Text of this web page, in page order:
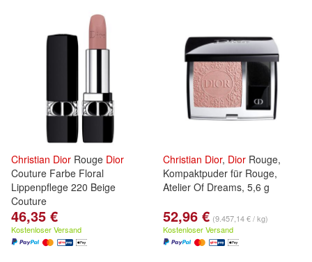
Christian Dior Rouge Dior
Couture Farbe Floral
Lippenpflege 220 Beige
Couture
46,35 €
Kostenloser Versand
Christian Dior, Dior Rouge,
Kompaktpuder für Rouge,
Atelier Of Dreams, 5,6 g
52,96 € (9.457,14 € / kg)
Kostenloser Versand